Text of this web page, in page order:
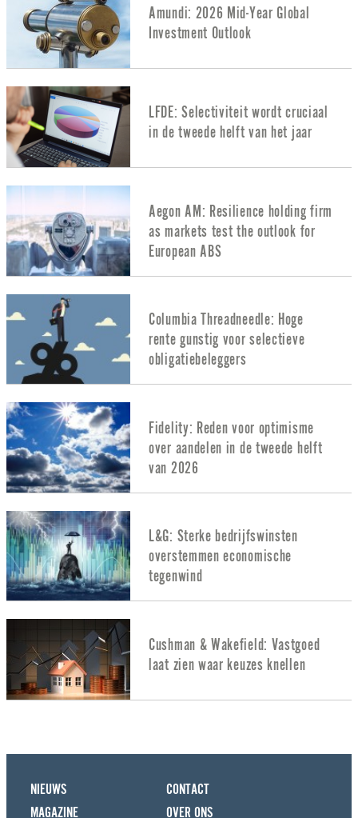
Amundi: 2026 Mid-Year Global
Investment Outlook
LFDE: Selectiviteit wordt cruciaal
in de tweede helft van het jaar
Aegon AM: Resilience holding firm
as markets test the outlook for
European ABS
Columbia Threadneedle: Hoge
rente gunstig voor selectieve
obligatiebeleggers
Fidelity: Reden voor optimisme
over aandelen in de tweede helft
van 2026
L&G: Sterke bedrijfswinsten
overstemmen economische
tegenwind
Cushman & Wakefield: Vastgoed
laat zien waar keuzes knellen
NIEUWS
MAGAZINE
CONTACT
OVER ONS